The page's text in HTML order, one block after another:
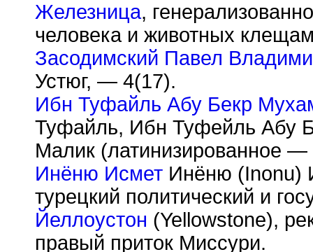
Железница,
человека и животных
Засодимский Павел
Устюг, — 4(17).
Ибн Туфайль Абу Бекр
Туфайль, Ибн Туфейль Абу
Малик (латинизированное
Инёню Исмет Инёню (Inonu)
турецкий политический и
Йеллоустон (Yellowstone),
правый приток Миссури.